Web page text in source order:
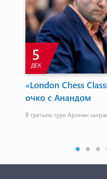
5
ДЕК
«London Chess
очко с Анандом
В третьем туре Аронян